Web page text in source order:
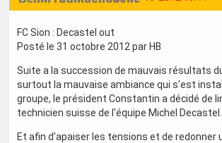
FC Sion : Decastel out
Posté le 31 octobre 2012 par HB
Suite a la succession de mauvais résultats
surtout la mauvaise ambiance qui s'est
groupe, le président Constantin a décidé de
technicien suisse de l'équipe Michel Decastel.
Et afin d'apaiser les tensions et de redonner